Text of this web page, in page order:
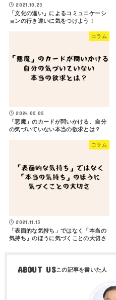
2021.10.23
「文化の違い」によるコミュニケーシ
ョンの行き違いに気をつけよう！
コラム
2024.05.05
「悪魔」のカードが問いかける、自分
の気づいていない本当の欲求とは？
コラム
2021.11.13
「表面的な気持ち」ではなく「本当の
気持ち」のほうに気づくことの大切さ
ABOUT US